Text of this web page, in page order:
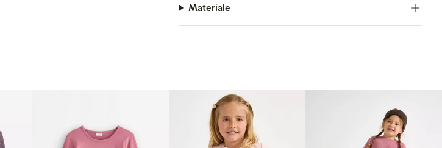
Materiale